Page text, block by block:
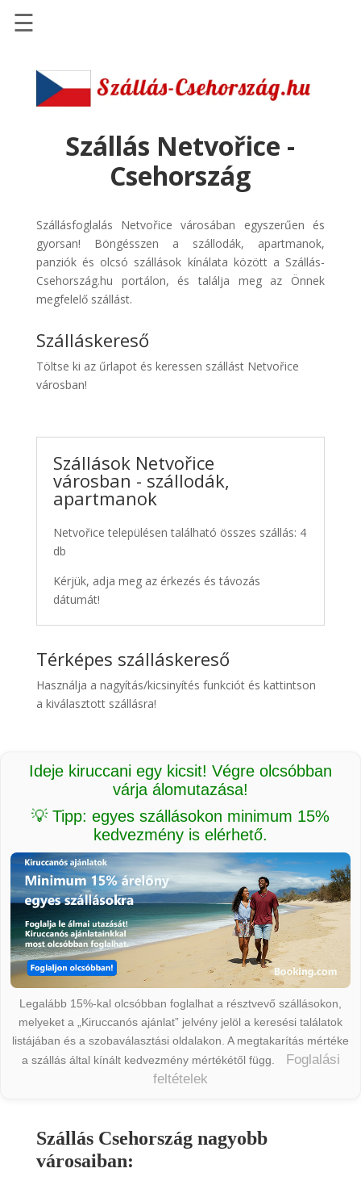
Szállások
Szállásinfo.eu
pénzvisszatérítéssel
Discover
Cars
Transzfer
Kiwi
Taxi
☰
Szállás Netvořice -
Csehország
Szállásfoglalás Netvořice városában egyszerűen és
gyorsan! Böngésszen a szállodák, apartmanok,
panziók és olcsó szállások kínálata között a Szállás-
Csehország.hu portálon, és találja meg az Önnek
megfelelő szállást.
Szálláskereső
Töltse ki az űrlapot és keressen szállást Netvořice
városban!
Szállások Netvořice
városban - szállodák,
apartmanok
Netvořice településen található összes szállás: 4
db
Kérjük, adja meg az érkezés és távozás
dátumát!
Térképes szálláskereső
Használja a nagyítás/kicsinyítés funkciót és kattintson
a kiválasztott szállásra!
Ideje kiruccani egy kicsit! Végre olcsóbban
várja álomutazása!
💡 Tipp: egyes szállásokon minimum 15%
kedvezmény is elérhető.
Legalább 15%-kal olcsóbban foglalhat a résztvevő szállásokon,
melyeket a „Kiruccanós ajánlat” jelvény jelöl a keresési találatok
listájában és a szobaválasztási oldalakon. A megtakarítás mértéke
a szállás által kínált kedvezmény mértékétől függ.
Foglalási
feltételek
Szállás Csehország nagyobb
városaiban: